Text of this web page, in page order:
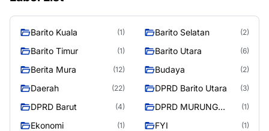
Barito Kuala (1) Barito Selatan (2)
Barito Timur (1) Barito Utara (6)
Berita Mura (12) Budaya (2)
Daerah (22) DPRD Barito Utara (3)
DPRD Barut (4)
DPRD MURUNG
(1)
Ekonomi (1) FYI (1)